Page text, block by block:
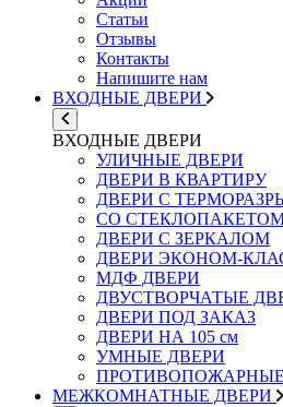
Статьи
Отзывы
Контакты
Напишите нам
ВХОДНЫЕ ДВЕРИ
ВХОДНЫЕ ДВЕРИ
УЛИЧНЫЕ ДВЕРИ
ДВЕРИ В КВАРТИРУ
ДВЕРИ С
СО
ДВЕРИ С ЗЕРКАЛОМ
ДВЕРИ ЭКОНОМ-
МДФ ДВЕРИ
ДВУСТВОРЧАТЫЕ
ДВЕРИ ПОД ЗАКАЗ
ДВЕРИ НА 105 см
УМНЫЕ ДВЕРИ
ПРОТИВОПОЖАРНЫЕ
МЕЖКОМНАТНЫЕ ДВЕРИ